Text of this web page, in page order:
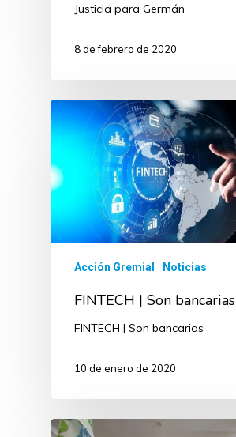
Justicia para Germán
8 de febrero de 2020
Acción Gremial Noticias
FINTECH | Son bancarias
FINTECH | Son bancarias
10 de enero de 2020